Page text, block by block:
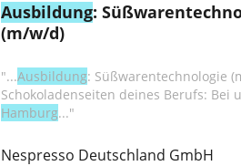
Ausbildung:
(m/w/d)
"...Ausbildung: Süßwarentechnologie
Hamburg..."
Nespresso Deutschland GmbH